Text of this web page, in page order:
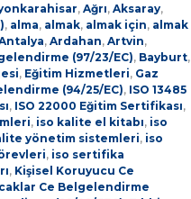
, Ağrı, Aksaray,
, alma, almak, almak için, almak
, Ardahan, Artvin,
(97/23/EC), Bayburt,
, Eğitim Hizmetleri, Gaz
(94/25/EC), ISO 13485
, ISO 22000 Eğitim Sertifikası,
, iso kalite el kitabı, iso
yönetim sistemleri, iso
, iso sertifika
, Kişisel Koruyucu Ce
Ce Belgelendirme